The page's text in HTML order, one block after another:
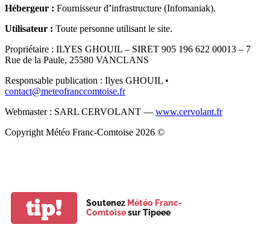
Hébergeur : Fournisseur d’infrastructure (Infomaniak).
Utilisateur : Toute personne utilisant le site.
Propriétaire : ILYES GHOUIL – SIRET 905 196 622 00013 – 7
Rue de la Paule, 25580 VANCLANS
Responsable publication : Ilyes GHOUIL •
contact@meteofranccomtoise.fr
Webmaster : SARL CERVOLANT — www.cervolant.fr
Copyright Météo Franc-Comtoise 2026 ©
tip! Soutenez Météo Franc-
Comtoisesur Tipeee